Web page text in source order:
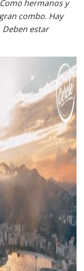
hermanos y
combo. Hay
estar